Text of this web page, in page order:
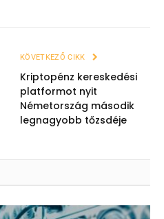
KÖVETKEZŐ CIKK
Kriptopénz kereskedési
platformot nyit
Németország második
legnagyobb tőzsdéje